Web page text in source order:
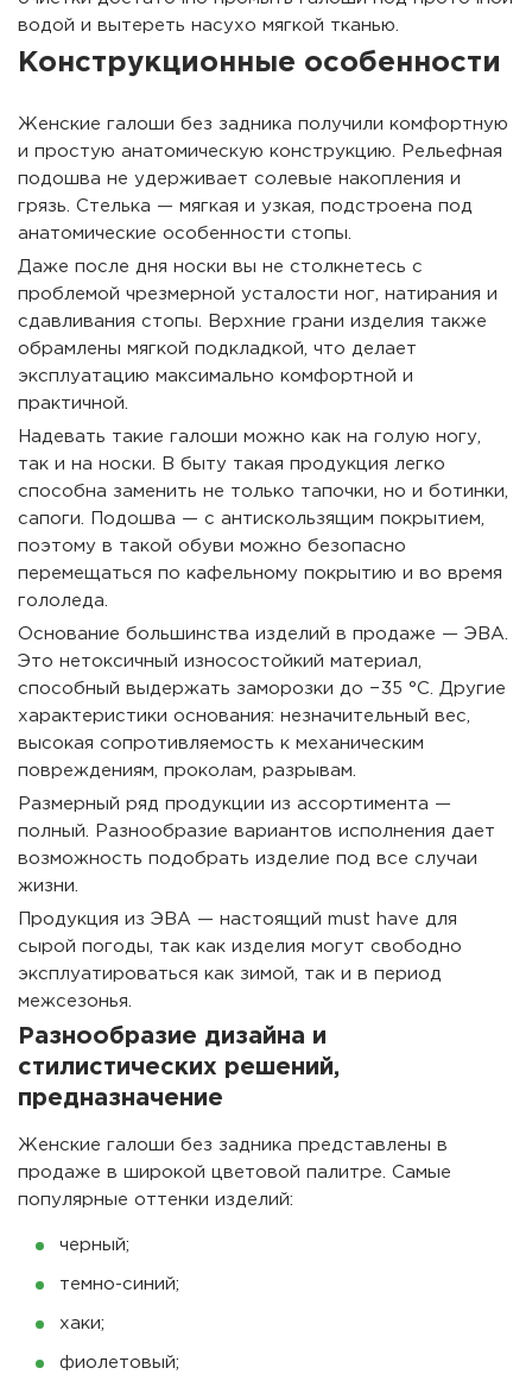
водой и вытереть насухо мягкой тканью.
Конструкционные особенности
Женские галоши без задника получили комфортную
и простую анатомическую конструкцию. Рельефная
подошва не удерживает солевые накопления и
грязь. Стелька — мягкая и узкая, подстроена под
анатомические особенности стопы.
Даже после дня носки вы не столкнетесь с
проблемой чрезмерной усталости ног, натирания и
сдавливания стопы. Верхние грани изделия также
обрамлены мягкой подкладкой, что делает
эксплуатацию максимально комфортной и
практичной.
Надевать такие галоши можно как на голую ногу,
так и на носки. В быту такая продукция легко
способна заменить не только тапочки, но и ботинки,
сапоги. Подошва — с антискользящим покрытием,
поэтому в такой обуви можно безопасно
перемещаться по кафельному покрытию и во время
гололеда.
Основание большинства изделий в продаже — ЭВА.
Это нетоксичный износостойкий материал,
способный выдержать заморозки до −35 °C. Другие
характеристики основания: незначительный вес,
высокая сопротивляемость к механическим
повреждениям, проколам, разрывам.
Размерный ряд продукции из ассортимента —
полный. Разнообразие вариантов исполнения дает
возможность подобрать изделие под все случаи
жизни.
Продукция из ЭВА — настоящий must have для
сырой погоды, так как изделия могут свободно
эксплуатироваться как зимой, так и в период
межсезонья.
Разнообразие дизайна и
стилистических решений,
предназначение
Женские галоши без задника представлены в
продаже в широкой цветовой палитре. Самые
популярные оттенки изделий:
черный;
темно-синий;
хаки;
фиолетовый;